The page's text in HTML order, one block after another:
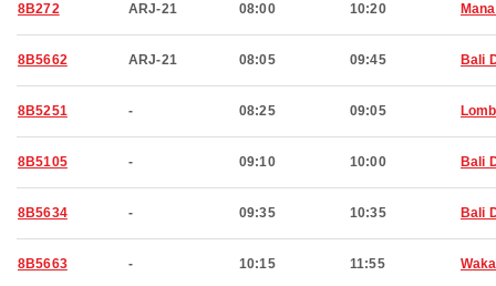
8B272 ARJ-21 08:00 10:20
8B5662 ARJ-21 08:05 09:45 Bali
8B5251 - 08:25 09:05
8B5105 - 09:10 10:00 Bali
8B5634 - 09:35 10:35 Bali
8B5663 - 10:15 11:55